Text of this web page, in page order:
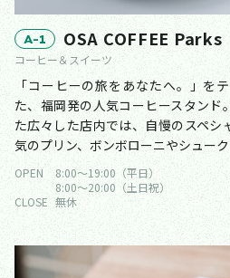
A-1 OSA COFFEE Parks
コーヒー＆スイーツ
「コーヒーの旅をあなたへ。」を
た、福岡発の人気コーヒースタンド
た広々した店内では、自慢のスペシ
気のプリン、ボンボローニやシューク
OPEN
8:00〜19:00（平日）
8:00〜20:00（土日祝）
CLOSE 無休